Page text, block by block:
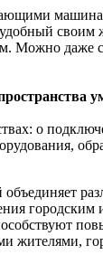
Можно даже
о
жителями,